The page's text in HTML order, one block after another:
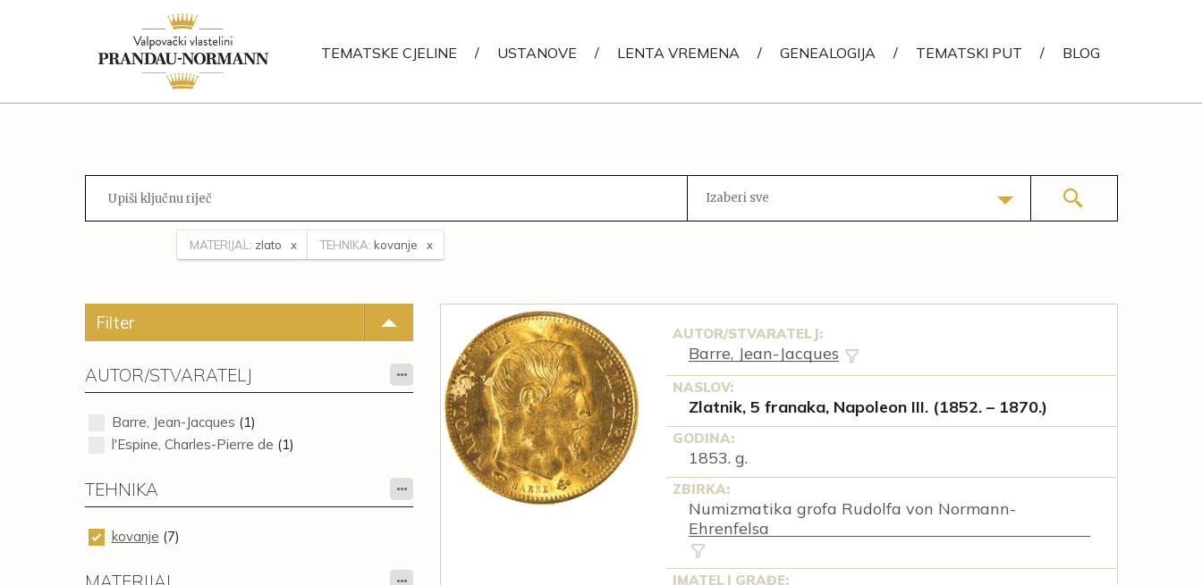
TEMATSKE CJELINE / USTANOVE / LENTA VREMENA / GENEALOGIJA / TEMATSKI PUT / BLOG
Izaberi sve
MATERIJAL: zlato TEHNIKA: kovanje
Filter
AUTOR/STVARATELJ
Barre, Jean-Jacques (1)
l'Espine, Charles-Pierre de (1)
TEHNIKA
kovanje (7)
AUTOR/STVARATELJ:
Barre, Jean-Jacques
NASLOV:
Zlatnik, 5 franaka, Napoleon III. (1852. – 1870.)
GODINA:
1853. g.
ZBIRKA:
Numizmatika grofa Rudolfa von Normann-
Ehrenfelsa
IMATELJ GRAĐE: